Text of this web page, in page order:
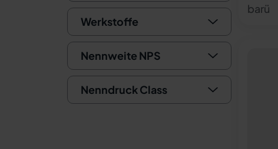
Werkstoffe
Nennweite NPS
Nenndruck Class
barü